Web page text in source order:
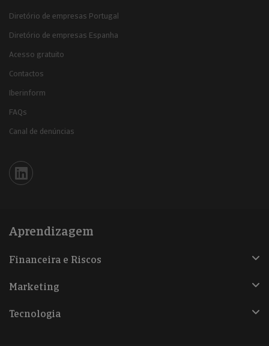
Diretório de empresas Portugal
Diretório de empresas Espanha
Acesso gratuito
Contactos
Iberinform
FAQs
Canal de denúncias
Iberinform en Linkedin
Aprendizagem
Financeira e Riscos
Marketing
Tecnologia